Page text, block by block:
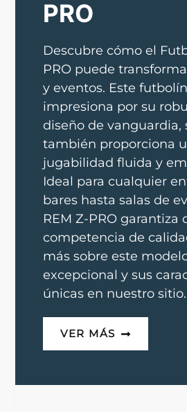
PRO
Descubre cómo el
PRO puede
y eventos. Este
impresiona por su
diseño de vanguardia,
también proporciona
jugabilidad fluida y
Ideal para cualquier
bares hasta salas de
REM Z-PRO garantiza
competencia de
más sobre este
excepcional y sus
únicas en nuestro sitio.
VER MÁS